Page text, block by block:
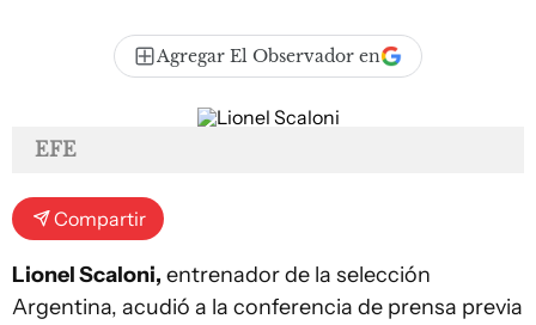
Agregar El Observador en
EFE
Compartir
Lionel Scaloni, entrenador de la selección
Argentina, acudió a la conferencia de prensa previa